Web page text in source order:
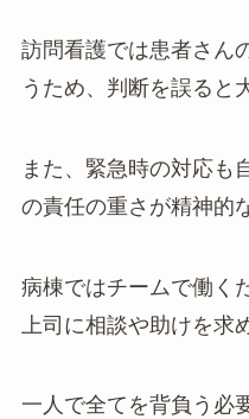
訪問看護では患者さん
うため、判断を誤ると
また、緊急時の対応も
の責任の重さが精神的
病棟ではチームで働く
上司に相談や助けを求
一人で全てを背負う必